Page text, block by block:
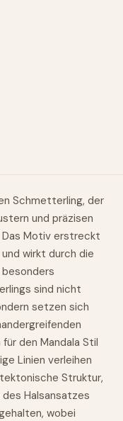
Schmetterling, der
und präzisen
Motiv erstreckt
wirkt durch die
sind nicht
setzen sich
den Mandala Stil
Linien verleihen
Struktur,
Halsansatzes
wobei